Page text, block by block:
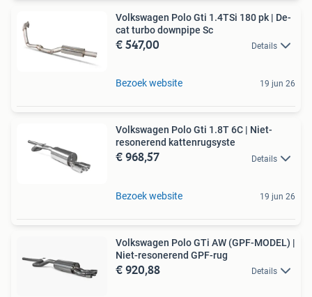
Volkswagen Polo Gti 1.4TSi 180 pk | De-
cat turbo downpipe Sc
€ 547,00 Details
Bezoek website 19 jun 26
Volkswagen Polo Gti 1.8T 6C | Niet-
resonerend kattenrugsyste
€ 968,57 Details
Bezoek website 19 jun 26
Volkswagen Polo GTi AW (GPF-MODEL) |
Niet-resonerend GPF-rug
€ 920,88 Details